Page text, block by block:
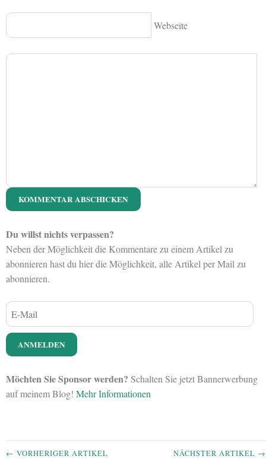
Webseite
Du willst nichts verpassen?
Neben der Möglichkeit die Kommentare zu einem Artikel zu
abonnieren hast du hier die Möglichkeit, alle Artikel per Mail zu
abonnieren.
Möchten Sie Sponsor werden? Schalten Sie jetzt Bannerwerbung
auf meinem Blog! Mehr Informationen
← VORHERIGER ARTIKEL NÄCHSTER ARTIKEL →